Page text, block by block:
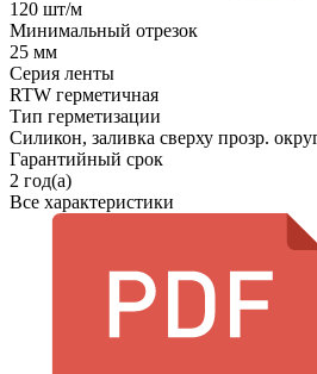
120 шт/м
Минимальный отрезок
25 мм
Серия ленты
RTW герметичная
Тип герметизации
Силикон, заливка сверху прозр.
Гарантийный срок
2 год(а)
Все характеристики